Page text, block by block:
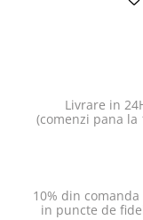
Livrare in
(comenzi pana la
10% din
in puncte de